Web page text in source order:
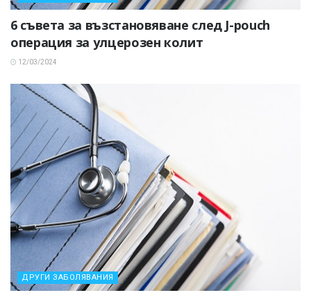
6 съвета за възстановяване след J-pouch
операция за улцерозен колит
12/03/2024
ДРУГИ ЗАБОЛЯВАНИЯ